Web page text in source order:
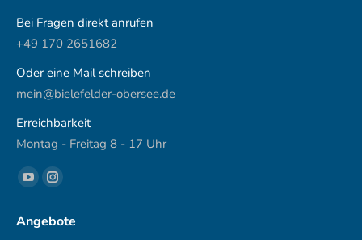
Bei Fragen direkt anrufen
+49 170 2651682
Oder eine Mail schreiben
mein@bielefelder-obersee.de
Erreichbarkeit
Montag - Freitag 8 - 17 Uhr
Finden Sie uns auf:
YouTube
opens
Instagram
opens
Angebote